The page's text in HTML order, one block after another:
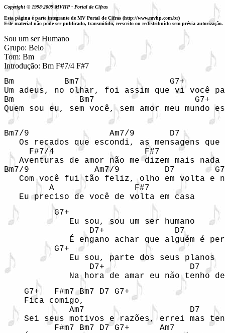
Copyright © 1998-2009 MVHP - Portal de Cifras
Esta página é parte integrante de MV Portal de Cifras (http://www.mvhp.com.br)
Este material não pode ser publicado, transmitido, reescrito ou redistribuído sem prévia autorização.
Sou um ser Humano
Grupo: Belo
Tom: Bm
Introdução: Bm F#7/4 F#7
Bm          Bm7                  G7+
Um adeus, no olhar, foi assim que vi você
Bm             Bm7                    G7+
Quem sou eu, sem você, sem amor meu
Bm7/9                Am7/9       D7
Os recados que escondi, as mensagens que
     F#7/4                  F#7
   Aventuras de amor não me dizem mais nada
Bm7/9             Am7/9         D7
Com você fui tão feliz, olho em volta e
         A                F#7
   Eu preciso de você de volta em casa
          G7+
             Eu sou, sou um ser humano
D7+
É engano achar que alguém é
          G7+
             Eu sou, parte dos seus planos
D7+
Na hora de amar eu não tenho
    G7+   F#m7 Bm7 D7 G7+
    Fica comigo,
Am7                     D7
Sei seus motivos e razões, errei mas
F#m7 Bm7 D7 G7+      Am7